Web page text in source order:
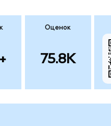
Оценок
75.8K